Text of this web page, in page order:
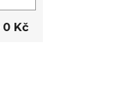
0 Kč